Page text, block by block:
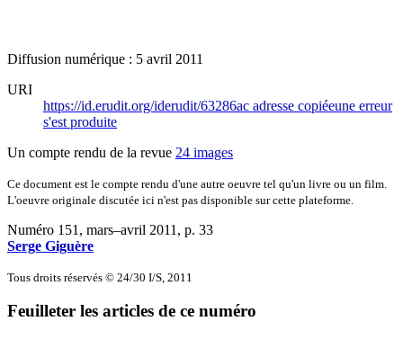
Diffusion numérique : 5 avril 2011
URI
https://id.erudit.org/iderudit/63286ac adresse copiéeune erreur
s'est produite
Un compte rendu de la revue 24 images
Ce document est le compte rendu d'une autre oeuvre tel qu'un livre ou un film.
L'oeuvre originale discutée ici n'est pas disponible sur cette plateforme.
Numéro 151, mars–avril 2011 , p. 33
Serge Giguère
Tous droits réservés © 24/30 I/S, 2011
Feuilleter les articles de ce numéro